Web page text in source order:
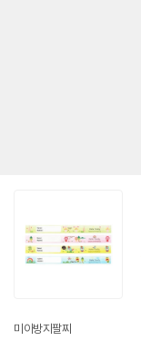
미아 방지팔찌